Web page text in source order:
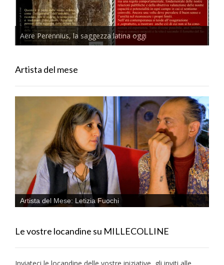
Aere Perennius, la saggezza latina oggi
Artista del mese
Artista del Mese: Letizia Fuochi
Le vostre locandine su MILLECOLLINE
Inviateci le locandine delle vostre iniziative, gli inviti alle